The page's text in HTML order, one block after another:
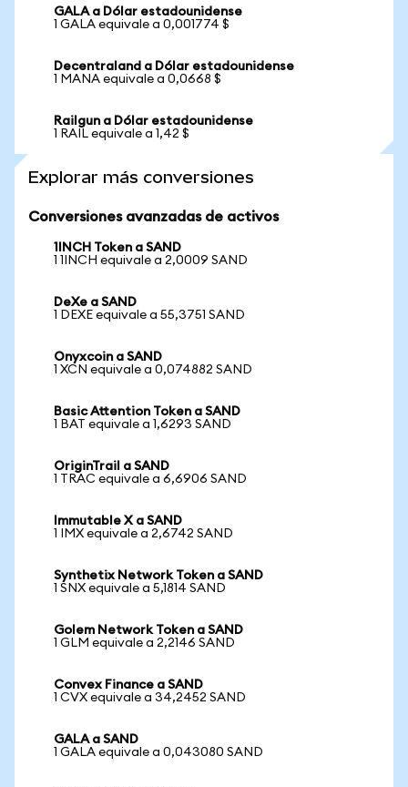
GALA a Dólar estadounidense
1 GALA equivale a 0,001774 $
Decentraland a Dólar estadounidense
1 MANA equivale a 0,0668 $
Railgun a Dólar estadounidense
1 RAIL equivale a 1,42 $
Explorar más conversiones
Conversiones avanzadas de activos
1INCH Token a SAND
1 1INCH equivale a 2,0009 SAND
DeXe a SAND
1 DEXE equivale a 55,3751 SAND
Onyxcoin a SAND
1 XCN equivale a 0,074882 SAND
Basic Attention Token a SAND
1 BAT equivale a 1,6293 SAND
OriginTrail a SAND
1 TRAC equivale a 6,6906 SAND
Immutable X a SAND
1 IMX equivale a 2,6742 SAND
Synthetix Network Token a SAND
1 SNX equivale a 5,1814 SAND
Golem Network Token a SAND
1 GLM equivale a 2,2146 SAND
Convex Finance a SAND
1 CVX equivale a 34,2452 SAND
GALA a SAND
1 GALA equivale a 0,043080 SAND